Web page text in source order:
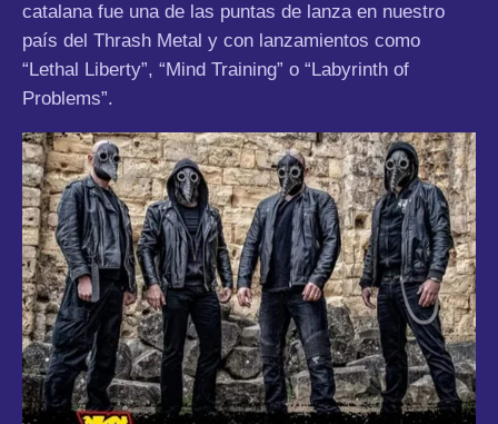
catalana fue una de las puntas de lanza en nuestro
país del Thrash Metal y con lanzamientos como
“Lethal Liberty”, “Mind Training” o “Labyrinth of
Problems”.